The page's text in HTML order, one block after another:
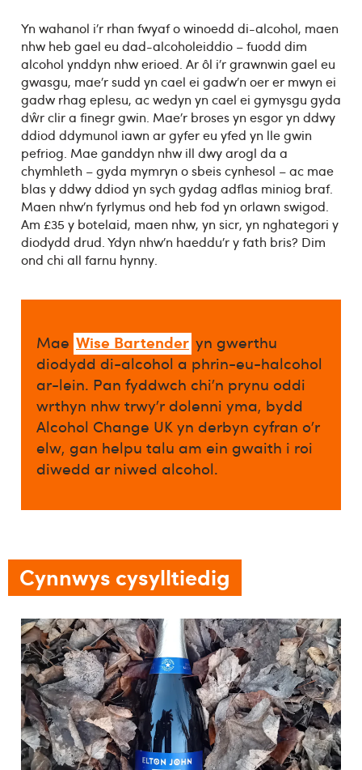
Yn wahanol i’r rhan fwyaf o winoedd di-alcohol, maen
nhw heb gael eu dad-alcoholeiddio – fuodd dim
alcohol ynddyn nhw erioed. Ar ôl i’r grawnwin gael eu
gwasgu, mae’r sudd yn cael ei gadw’n oer er mwyn ei
gadw rhag eplesu, ac wedyn yn cael ei gymysgu gyda
dŵr clir a finegr gwin. Mae’r broses yn esgor yn ddwy
ddiod ddymunol iawn ar gyfer eu yfed yn lle gwin
pefriog. Mae ganddyn nhw ill dwy arogl da a
chymhleth – gyda mymryn o sbeis cynhesol – ac mae
blas y ddwy ddiod yn sych gydag adflas miniog braf.
Maen nhw’n fyrlymus ond heb fod yn orlawn swigod.
Am £35 y botelaid, maen nhw, yn sicr, yn nghategori y
diodydd drud. Ydyn nhw’n haeddu’r y fath bris? Dim
ond chi all farnu hynny.
Mae Wise Bartender yn gwerthu
diodydd di-alcohol a phrin-eu-halcohol
ar-lein. Pan fyddwch chi’n prynu oddi
wrthyn nhw trwy’r dolenni yma, bydd
Alcohol Change UK yn derbyn cyfran o’r
elw, gan helpu talu am ein gwaith i roi
diwedd ar niwed alcohol.​
Cynnwys cysylltiedig